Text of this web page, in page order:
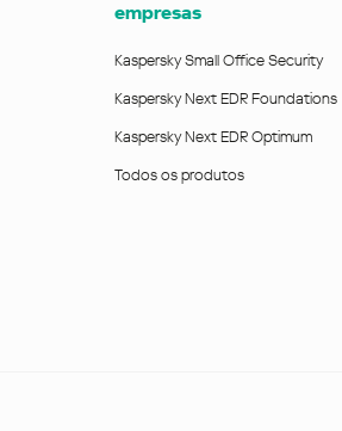
empresas
Kaspersky Small Office Security
Kaspersky Next EDR Foundations
Kaspersky Next EDR Optimum
Todos os produtos